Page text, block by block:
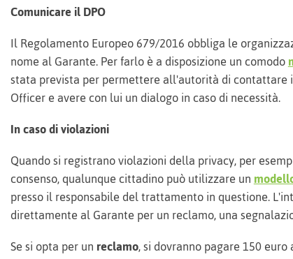
Comunicare il DPO
Il Regolamento Europeo 679/2016 obbliga le
nome al Garante. Per farlo è a disposizione un comodo
stata prevista per permettere all'autorità di
Officer e avere con lui un dialogo in caso di necessità.
In caso di violazioni
Quando si registrano violazioni della privacy, per
consenso, qualunque cittadino può utilizzare un
presso il responsabile del trattamento in questione.
direttamente al Garante per un reclamo, una
Se si opta per unreclamo, si dovranno pagare 150